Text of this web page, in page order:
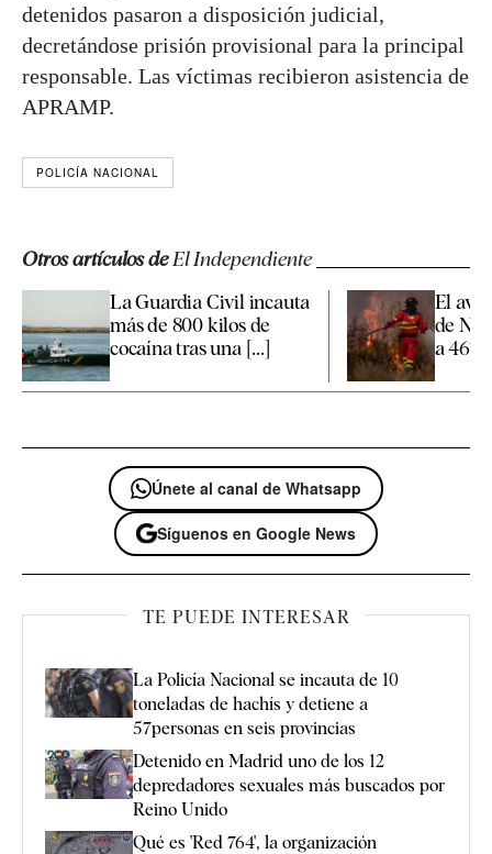
detenidos pasaron a disposición judicial,
decretándose prisión provisional para la principal
responsable. Las víctimas recibieron asistencia de
APRAMP.
POLICÍA NACIONAL
Otros artículos deEl Independiente
La Guardia Civil incauta
más de 800 kilos de
cocaína tras una [...]
El
de
a 467
Únete al canal de Whatsapp
Síguenos en Google News
TE PUEDE INTERESAR
La Policía Nacional se incauta de 10
toneladas de hachís y detiene a
57personas en seis provincias
Detenido en Madrid uno de los 12
depredadores sexuales más buscados por
Reino Unido
Qué es 'Red 764', la organización